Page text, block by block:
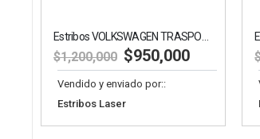
Estribos VOLKSWAGEN TRASPORTER T6
1,200,000 $950,000
Vendido y enviado por::
Estribos Laser